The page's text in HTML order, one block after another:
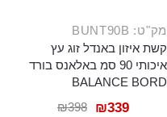
מק"ט: BUNT90B
קשת איזון באנדל זוג עץ
איכותי 90 סמ באלאנס בורד
BALANCE BORD
₪398 ₪339